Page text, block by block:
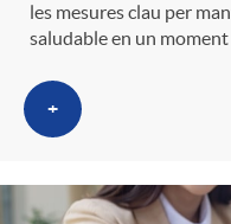
les mesures clau per
saludable en un moment
+